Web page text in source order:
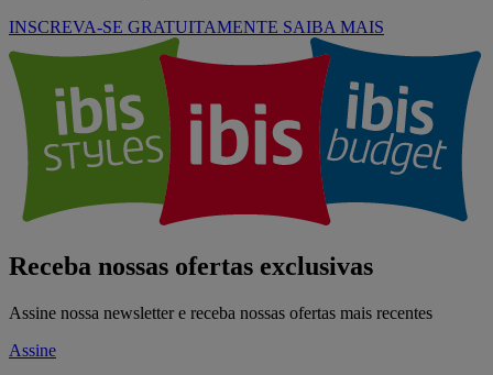
INSCREVA-SE GRATUITAMENTE SAIBA MAIS
Receba nossas ofertas exclusivas
Assine nossa newsletter e receba nossas ofertas mais recentes
Assine